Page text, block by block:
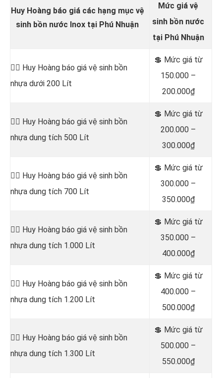
Huy Hoàng báo giá các hạng mục vệ
sinh bồn nước Inox tại Phú Nhuận
Mức giá vệ
sinh bồn nước
tại Phú Nhuận
👷‍♂️ Huy Hoàng báo giá vệ sinh bồn
nhựa dưới 200 Lít
💲 Mức giá từ
150.000 –
200.000₫
👷‍♂️ Huy Hoàng báo giá vệ sinh bồn
nhựa dung tích 500 Lít
💲 Mức giá từ
200.000 –
300.000₫
👷‍♂️ Huy Hoàng báo giá vệ sinh bồn
nhựa dung tích 700 Lít
💲 Mức giá từ
300.000 –
350.000₫
👷‍♂️ Huy Hoàng báo giá vệ sinh bồn
nhựa dung tích 1.000 Lít
💲 Mức giá từ
350.000 –
400.000₫
👷‍♂️ Huy Hoàng báo giá vệ sinh bồn
nhựa dung tích 1.200 Lít
💲 Mức giá từ
400.000 –
500.000₫
👷‍♂️ Huy Hoàng báo giá vệ sinh bồn
nhựa dung tích 1.300 Lít
💲 Mức giá từ
500.000 –
550.000₫